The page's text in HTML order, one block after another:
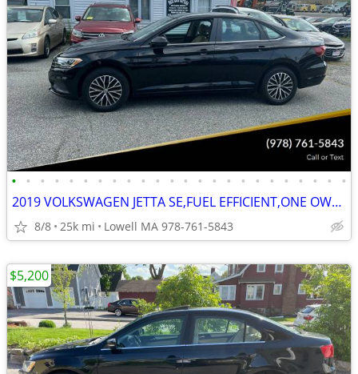
• • • • • • • • • • • • • • • • • • • • • • • •
2019 VOLKSWAGEN JETTA SE,FUEL EFFICIENT,ONE OWNER,FULLY LOADED,BACKUP
8/8 25k mi Lowell MA 978-761-5843
$5,200